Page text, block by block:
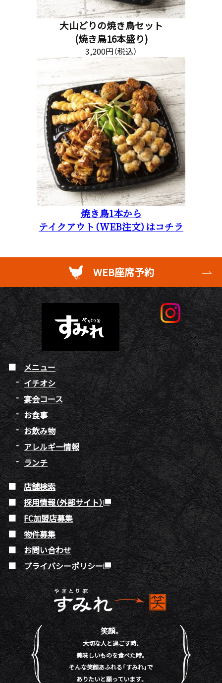
大山どりの焼き鳥セット
(焼き鳥16本盛り)
3,200円（税込）
焼き鳥1本から
テイクアウト（WEB注文）はコチラ
WEB座席予約
メニュー
イチオシ
宴会コース
お食事
お飲み物
アレルギー情報
ランチ
店舗検索
採用情報（外部サイト）
FC加盟店募集
物件募集
お問い合わせ
プライバシーポリシー
笑顔。
大切な人と過ごす時、
美味しいものを食べた時。
そんな笑顔あふれる「すみれ」で
ありたいと願っています。